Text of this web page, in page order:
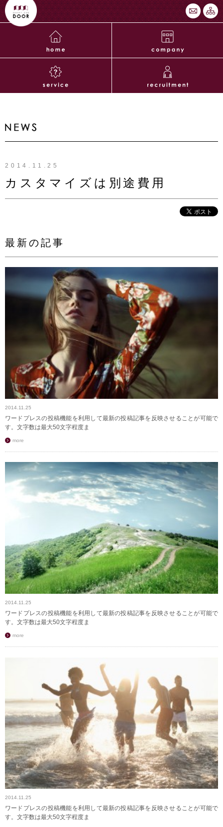
2014.11.25
カスタマイズは別途費用
最新の記事
2014.11.25
ワードプレスの投稿機能を利用して最新の投稿記事を反映させることが可能で
す。文字数は最大50文字程度ま
more
2014.11.25
ワードプレスの投稿機能を利用して最新の投稿記事を反映させることが可能で
す。文字数は最大50文字程度ま
more
2014.11.25
ワードプレスの投稿機能を利用して最新の投稿記事を反映させることが可能で
す。文字数は最大50文字程度ま